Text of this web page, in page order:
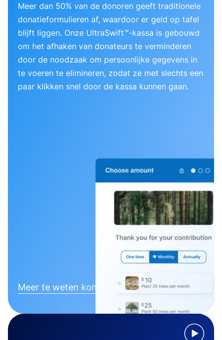
Meer dan 50% van de donoren geeft traditionele
donatieformulieren af, waardoor er geld op tafel
blijft liggen. Onze UltraSwift™-kassa is gebouwd
om het afhaken van donateurs te verminderen
door de noodzaak om persoonlijke gegevens in
te voeren te elimineren, zodat ze met slechts een
paar klikken snel door de kassa kunnen gaan.
Meer te weten komen